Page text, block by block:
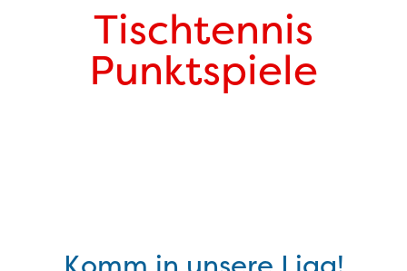
Tischtennis
Punktspiele